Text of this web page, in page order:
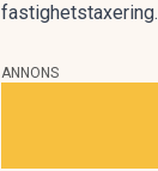
fastighetstaxering.
ANNONS